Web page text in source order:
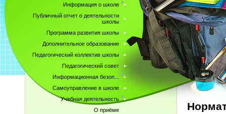
Информация о школе
Публичный отчет о деятельности
школы
Программа развития школы
Дополнительное образование
Педагогический коллектив школы
Педагогический совет
Информационная безоп...
Самоуправление в школе
Учебная деятельность
О приёме